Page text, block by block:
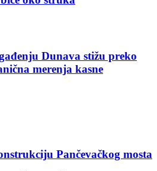
Dunava stižu preko
merenja kasne
Pančevačkog mosta